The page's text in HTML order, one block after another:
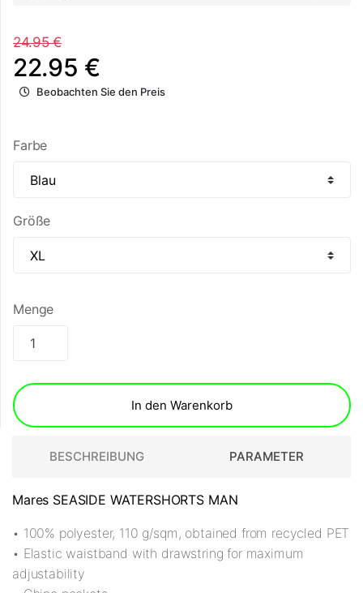
24.95 €
22.95 €
Beobachten Sie den Preis
Farbe
Größe
Menge
In den Warenkorb
BESCHREIBUNG PARAMETER
Mares SEASIDE WATERSHORTS MAN
• 100% polyester, 110 g/sqm, obtained from recycled PET
• Elastic waistband with drawstring for maximum
adjustability